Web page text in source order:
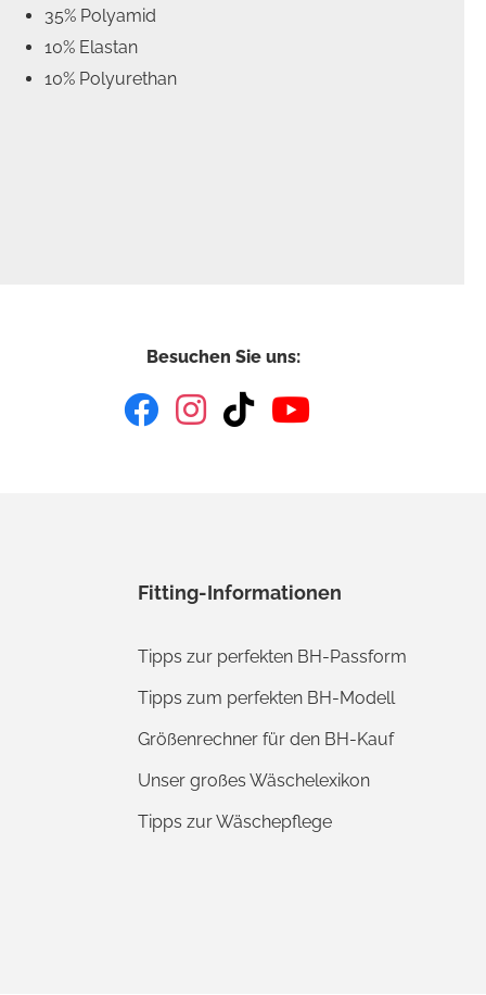
35% Polyamid
10% Elastan
10% Polyurethan
Besuchen Sie uns:
Fitting-Informationen
Tipps zur perfekten BH-Passform
Tipps zum perfekten BH-Modell
Größenrechner für den BH-Kauf
Unser großes Wäschelexikon
Tipps zur Wäschepflege